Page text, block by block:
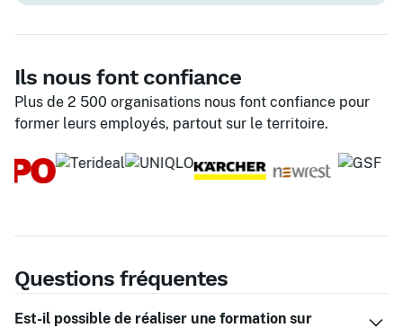
Ils nous font confiance
Plus de 2 500 organisations nous font confiance pour
former leurs employés, partout sur le territoire.
Questions fréquentes
Est-il possible de réaliser une formation sur